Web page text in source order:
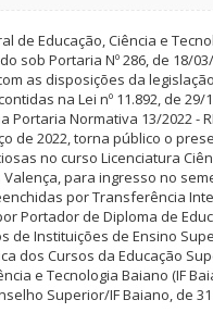
de Educação, Ciência e
sob Portaria Nº 286, de 18/
as disposições da
na Lei nº 11.892, de 29/
Portaria Normativa 13/2022 -
de 2022, torna público o
no curso Licenciatura
para ingresso no
por Transferência
Portador de Diploma de
de Instituições de Ensino
dos Cursos da Educação
e Tecnologia Baiano (IF
Superior/IF Baiano, de